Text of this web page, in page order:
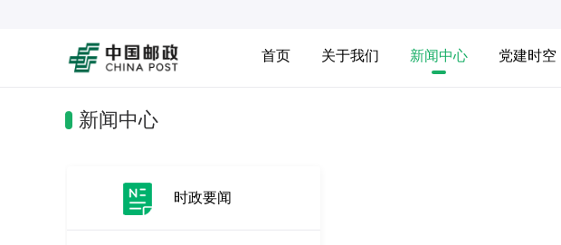
首页 关于我们 新闻中心 党建时空
新闻中心
时政要闻